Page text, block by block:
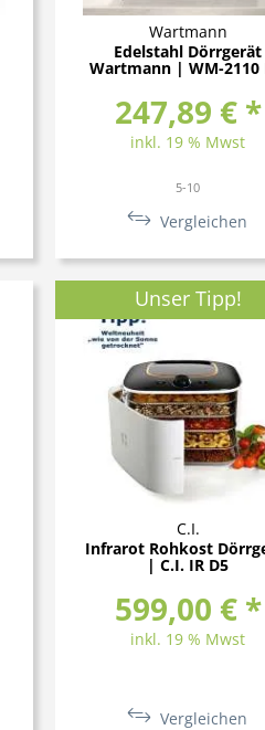
Wartmann
Edelstahl Dörrgerät
Wartmann | WM-2110
247,89 € *
inkl. 19 % Mwst
5-10
Vergleichen
Unser Tipp!
C.I.
Infrarot Rohkost
| C.I. IR D5
599,00 € *
inkl. 19 % Mwst
Vergleichen